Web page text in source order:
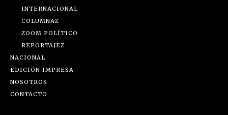
INTERNACIONAL
COLUMNAZ
ZOOM POLÍTICO
REPORTAJEZ
NACIONAL
EDICIÓN IMPRESA
NOSOTROS
CONTACTO